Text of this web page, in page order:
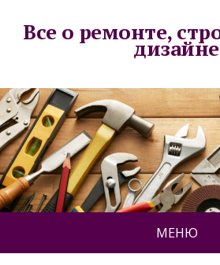
Все о ремонте,
дизайне
МЕНЮ